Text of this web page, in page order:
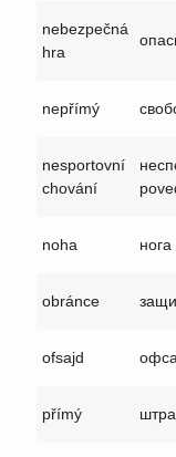
nebezpečná
hra
nepřímý
nesportovní
chování
noha
obránce
ofsajd
přímý